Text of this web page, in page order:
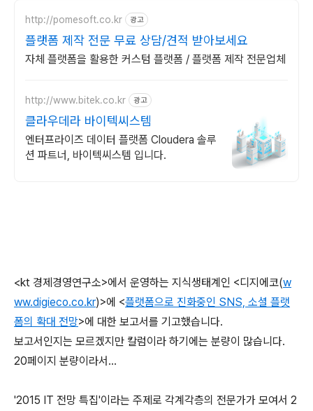
http://pomesoft.co.kr 광고
플랫폼 제작 전문 무료 상담/견적 받아보세요
자체 플랫폼을 활용한 커스텀 플랫폼 / 플랫폼 제작 전문업체
http://www.bitek.co.kr 광고
클라우데라 바이텍씨스템
엔터프라이즈 데이터 플랫폼 Cloudera 솔루
션 파트너, 바이텍씨스템 입니다.
<kt 경제경영연구소>에서 운영하는 지식생태계인 <디지에코(w
ww.digieco.co.kr)>에 <플랫폼으로 진화중인 SNS, 소셜 플랫
폼의 확대 전망>에 대한 보고서를 기고했습니다.
보고서인지는 모르겠지만 칼럼이라 하기에는 분량이 많습니다.
20페이지 분량이라서...
'2015 IT 전망 특집'이라는 주제로 각계각층의 전문가가 모여서 2